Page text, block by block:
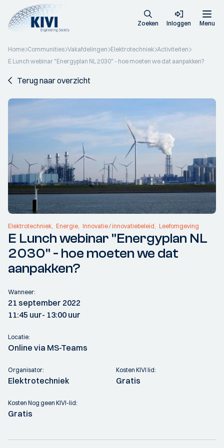
Zoeken Inloggen Menu
Home Communities Vakafdelingen Elektrotechniek Activiteiten
E Lunch webinar "Energyplan NL 2030" - hoe moeten we dat aanpakken?
Terug naar overzicht
Elektrotechniek Energie Innovatie / innovatiebeleid Leefomgeving
E Lunch webinar "Energyplan NL
2030" - hoe moeten we dat
aanpakken?
Wanneer:
21 september 2022
11:45 uur- 13:00 uur
Locatie:
Online via MS-Teams
Organisator:
Elektrotechniek
Kosten KIVI lid:
Gratis
Kosten Nog geen KIVI-lid:
Gratis